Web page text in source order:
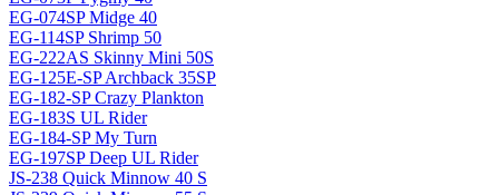
EG-074SP Midge 40
EG-114SP Shrimp 50
EG-222AS Skinny Mini 50S
EG-125E-SP Archback 35SP
EG-182-SP Crazy Plankton
EG-183S UL Rider
EG-184-SP My Turn
EG-197SP Deep UL Rider
JS-238 Quick Minnow 40 S